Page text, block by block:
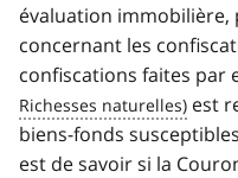
évaluation immobilière,
concernant les
confiscations faites par
est
biens-fonds
est de savoir si la